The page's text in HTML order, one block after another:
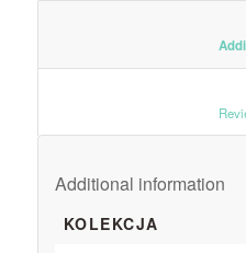
Additional information
KOLEKCJA